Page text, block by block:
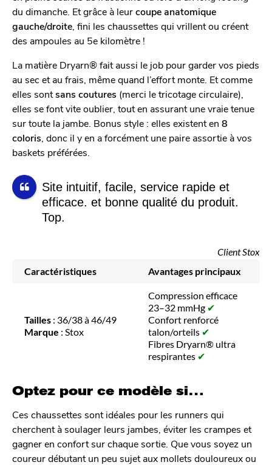
du dimanche. Et grâce à leurcoupe anatomique
gauche/droite , fini les chaussettes qui vrillent ou créent
des ampoules au 5e kilomètre !
La matière Dryarn® fait aussi le job pour garder vos pieds
au sec et au frais, même quand l’effort monte. Et comme
elles sontsans coutures (merci le tricotage circulaire),
elles se font vite oublier, tout en assurant une vraie tenue
sur toute la jambe. Bonus style : elles existent en 8
coloris, donc il y en a forcément une paire assortie à vos
baskets préférées.
Site intuitif, facile, service rapide et
efficace. et bonne qualité du produit.
Top.
Client Stox
Caractéristiques
Avantages principaux
Tailles : 36/38 à 46/49
Marque : Stox
Compression efficace
23–32 mmHg ✔
Confort renforcé
talon/orteils ✔
Fibres Dryarn® ultra
respirantes ✔
Optez pour ce modèle si…
Ces chaussettes sont idéales pour les runners qui
cherchent à soulager leurs jambes, éviter les crampes et
gagner en confort sur chaque sortie. Que vous soyez un
coureur débutant un peu sujet aux mollets douloureux ou